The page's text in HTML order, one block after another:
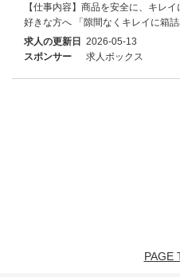
【仕事内容】商品を安全に、キレ
好きな方へ 「隙間なくキレイに箱
求人の更新日 2026-05-13
スポンサー
求人ボックス
PAGE